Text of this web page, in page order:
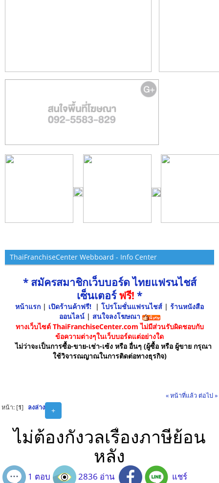
ThaiFranchiseCenter Webboard - Info Center
* สมัครสมาชิกเว็บบอร์ด ไทยแฟรนไชส์
เซ็นเตอร์ฟรี! *
หน้าแรก | เปิดร้านค้าฟรี! | โปรโมชั่นแฟรนไชส์ | ร้านหนังสือ
ออนไลน์ | สนใจลงโฆษณา
ทางเว็บไซต์ ThaiFranchiseCenter.com ไม่มีส่วนรับผิดชอบกับ
ข้อความต่างๆในเว็บบอร์ดแต่อย่างใด
ไม่ว่าจะเป็นการซื้อ-ขาย-เช่า-เซ้ง หรือ อื่นๆ (ผู้ซื้อ หรือ ผู้ขาย กรุณา
ใช้วิจารณญาณในการติดต่อทางธุรกิจ)
« หน้าที่แล้ว ต่อไป »
+
หน้า: [1] ลงล่าง
ไม่ต้องกังวลเรื่องภาษีย้อน
หลัง
1 ตอบ 2836 อ่าน แชร์